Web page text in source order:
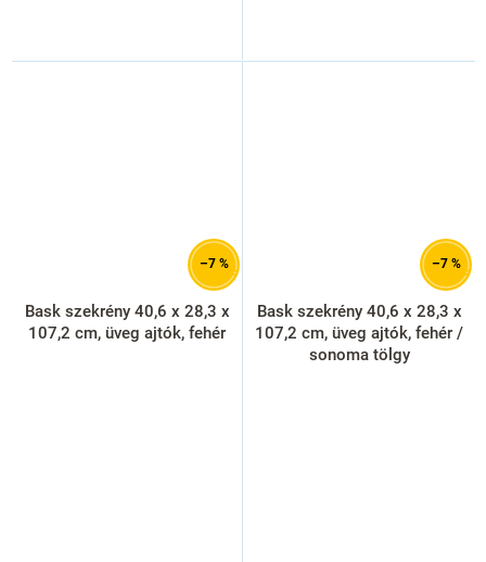
–7 %
Bask szekrény 40,6 x 28,3 x
107,2 cm, üveg ajtók, fehér
–7 %
Bask szekrény 40,6 x 28,3 x
107,2 cm, üveg ajtók, fehér /
sonoma tölgy